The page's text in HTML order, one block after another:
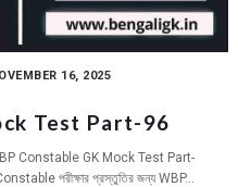
16, 2025
Test Part-96
Constable GK Mock Test Part-
পরীক্ষার প্রস্তুতির জন্য WBP...